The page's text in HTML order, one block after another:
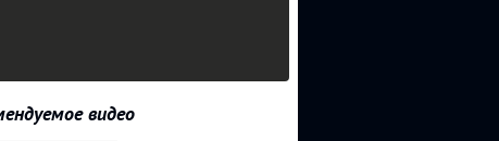
видео